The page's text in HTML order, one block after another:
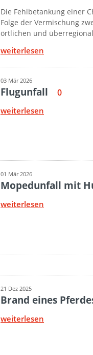
Die Fehlbetankung einer
Folge der Vermischung
örtlichen und
weiterlesen
03 Mär 2026
Flugunfall 0
weiterlesen
01 Mär 2026
Mopedunfall mit
weiterlesen
21 Dez 2025
Brand eines
weiterlesen